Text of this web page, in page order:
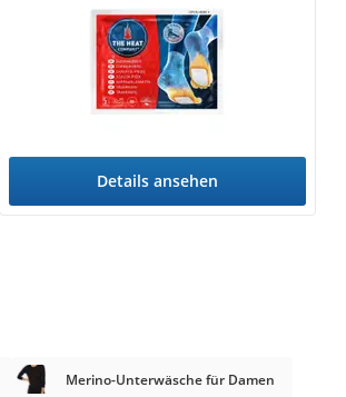
Details ansehen
Merino-Unterwäsche für Damen